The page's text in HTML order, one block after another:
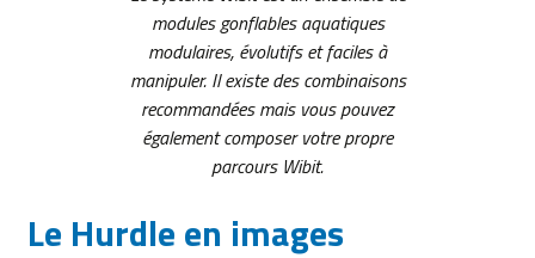
modules gonflables aquatiques
modulaires, évolutifs et faciles à
manipuler. Il existe des combinaisons
recommandées mais vous pouvez
également composer votre propre
parcours Wibit.
Le Hurdle en images